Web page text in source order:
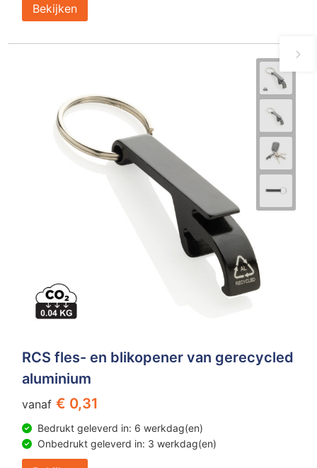
Bekijken
RCS fles- en blikopener van gerecycled
aluminium
vanaf € 0,31
Bedrukt geleverd in: 6 werkdag(en)
Onbedrukt geleverd in: 3 werkdag(en)